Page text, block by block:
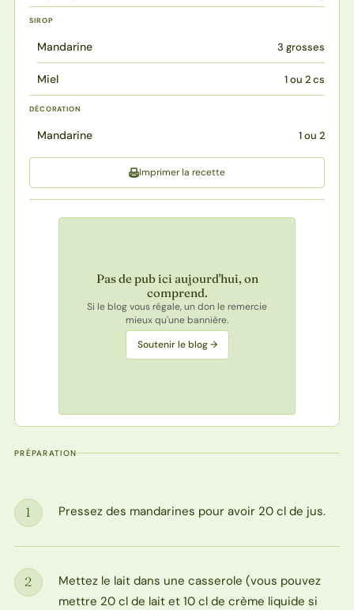
SIROP
Mandarine 3 grosses
Miel 1 ou 2 cs
DÉCORATION
Mandarine 1 ou 2
Imprimer la recette
Pas de pub ici aujourd'hui, on
comprend.
Si le blog vous régale, un don le remercie
mieux qu'une bannière.
Soutenir le blog →
PRÉPARATION
Étape
1 Pressez des mandarines pour avoir 20 cl de jus.
Étape
2
Mettez le lait dans une casserole (vous pouvez
mettre 20 cl de lait et 10 cl de crème liquide si